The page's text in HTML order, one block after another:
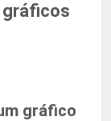
gráficos
gráfico